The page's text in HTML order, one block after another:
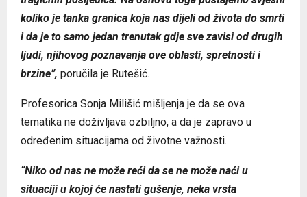
koliko je tanka granica koja nas dijeli od života do smrti
i da je to samo jedan trenutak gdje sve zavisi od drugih
ljudi, njihovog poznavanja ove oblasti, spretnosti i
brzine”, poručila je Rutešić.
Profesorica Sonja Milišić mišljenja je da se ova
tematika ne doživljava ozbiljno, a da je zapravo u
određenim situacijama od životne važnosti.
“Niko od nas ne može reći da se ne može naći u
situaciji u kojoj će nastati gušenje, neka vrsta